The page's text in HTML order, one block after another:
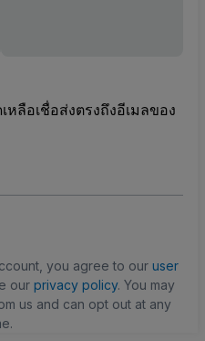
ลือเชื่อส่งตรงถึงอีเมลของ
you agree to our user
our privacy policy. You may
us and can opt out at any